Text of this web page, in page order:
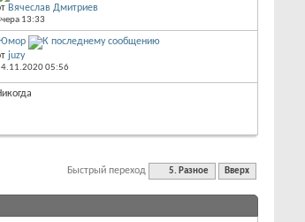
Вячеслав Дмитриев
13:33
Юмор
juzy
05:56
Быстрый переход 5. Разное Вверх